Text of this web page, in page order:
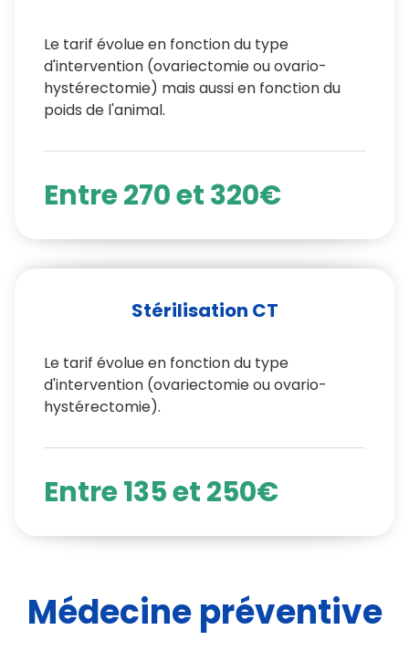
Le tarif évolue en fonction du type
d'intervention (ovariectomie ou ovario-
hystérectomie) mais aussi en fonction du
poids de l'animal.
Entre 270 et 320€
Stérilisation CT
Le tarif évolue en fonction du type
d'intervention (ovariectomie ou ovario-
hystérectomie).
Entre 135 et 250€
Médecine préventive